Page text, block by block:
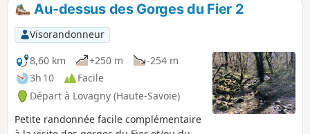
Au-dessus des Gorges du Fier 2
Visorandonneur
8,60 km
+250 m
-254 m
3h 10
Facile
Départ à Lovagny (Haute-Savoie)
Petite randonnée facile complémentaire